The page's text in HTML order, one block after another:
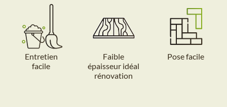
Entretien
facile
Faible
épaisseur idéal
rénovation
Pose facile